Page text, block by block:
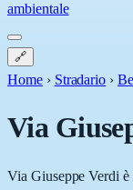
ambientale
🔗
Home › Stradario ›
Via
Via Giuseppe Verdi